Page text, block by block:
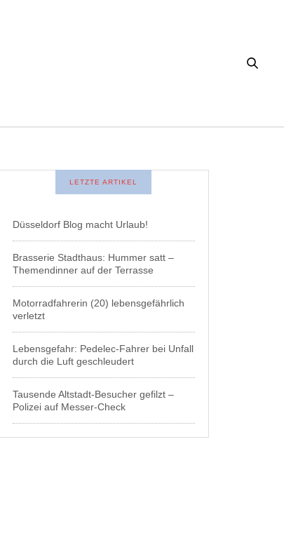
LETZTE ARTIKEL
Düsseldorf Blog macht Urlaub!
Brasserie Stadthaus: Hummer satt –
Themendinner auf der Terrasse
Motorradfahrerin (20) lebensgefährlich
verletzt
Lebensgefahr: Pedelec-Fahrer bei Unfall
durch die Luft geschleudert
Tausende Altstadt-Besucher gefilzt –
Polizei auf Messer-Check